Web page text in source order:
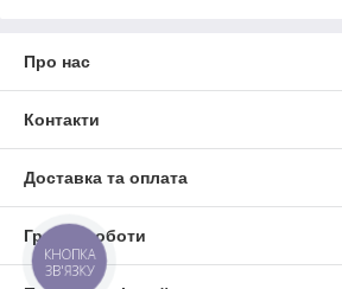
Про нас
Контакти
Доставка та оплата
Графік роботи
КНОПКА
ЗВ'ЯЗКУ